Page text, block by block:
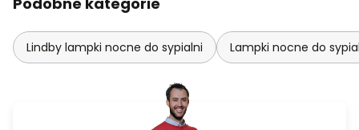
Lindby lampki nocne do sypialni Lampki nocne do